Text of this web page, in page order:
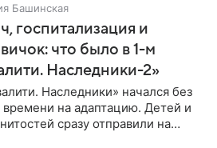
Башинская
госпитализация и
что было в 1-м
Наследники-2»
Наследники» начался без
времени на адаптацию. Детей и
сразу отправили на